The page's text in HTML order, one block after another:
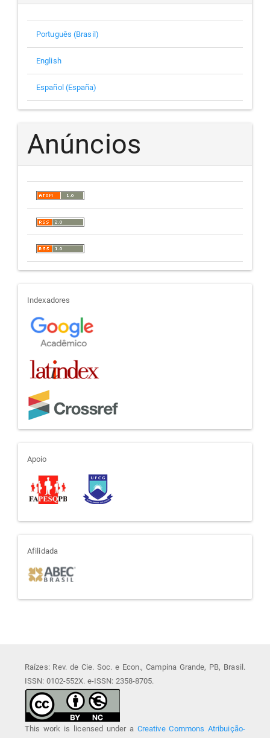
Português (Brasil)
English
Español (España)
Anúncios
indexadores
Indexadores
apoio
Apoio
afiliada
Afilidada
Raízes: Rev. de Cie. Soc. e Econ., Campina Grande, PB, Brasil.
ISSN: 0102-552X. e-ISSN: 2358-8705.
This work is licensed under a Creative Commons Atribuição-